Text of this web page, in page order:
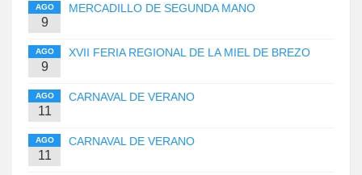
AGO
9
MERCADILLO DE SEGUNDA MANO
AGO
9
XVII FERIA REGIONAL DE LA MIEL DE BREZO
AGO
11
CARNAVAL DE VERANO
AGO
11
CARNAVAL DE VERANO